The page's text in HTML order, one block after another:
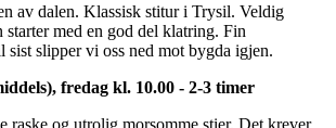
av dalen. Klassisk stitur i Trysil. Veldig
starter med en god del klatring. Fin
slipper vi oss ned mot bygda igjen.
fredag kl. 10.00 - 2-3 timer
raske og utrolig morsomme stier. Det krever